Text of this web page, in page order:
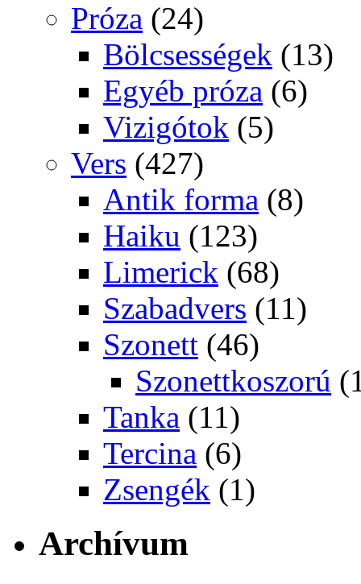
Próza (24)
Bölcsességek (13)
Egyéb próza (6)
Vizigótok (5)
Vers (427)
Antik forma (8)
Haiku (123)
Limerick (68)
Szabadvers (11)
Szonett (46)
Szonettkoszorú
Tanka (11)
Tercina (6)
Zsengék (1)
Archívum